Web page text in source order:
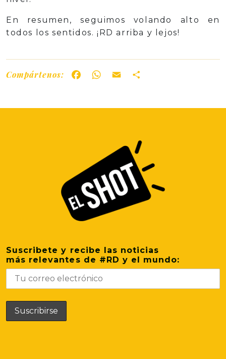
En resumen, seguimos volando alto en
todos los sentidos. ¡RD arriba y lejos!
Compártenos: FacebookWhatsApp
Email
Suscribete y recibe las noticias
más relevantes de #RD y el mundo: